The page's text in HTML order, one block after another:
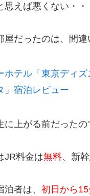
思えば悪くない・
屋だったのは、間違
ホテル「東京ディ
」宿泊レビュー
に上がる前だった
JR料金は無料、新
者は、 初日から